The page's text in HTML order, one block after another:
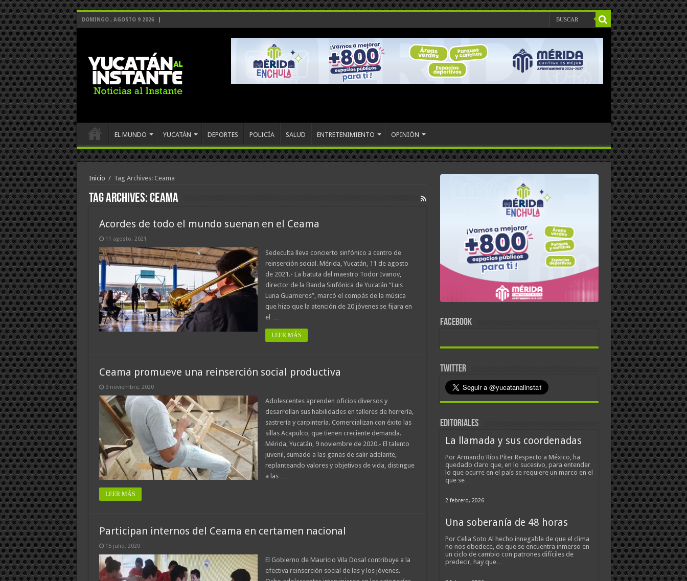
DOMINGO , AGOSTO 9 2026
EL MUNDO YUCATÁN DEPORTES POLICÍA SALUD ENTRETENIMIENTO OPINIÓN
Inicio / Tag Archives: Ceama
Tag Archives:Ceama
Acordes de todo el mundo suenan en el Ceama
11 agosto, 2021
Sedeculta lleva concierto sinfónico a centro de
reinserción social. Mérida, Yucatán, 11 de agosto
de 2021.- La batuta del maestro Todor Ivanov,
director de la Banda Sinfónica de Yucatán “Luis
Luna Guarneros”, marcó el compás de la música
que hizo que la atención de 20 jóvenes se fijara en
el …
LEER MÁS
Ceama promueve una reinserción social productiva
9 noviembre, 2020
Adolescentes aprenden oficios diversos y
desarrollan sus habilidades en talleres de herrería,
sastrería y carpintería. Comercializan con éxito las
sillas Acapulco, que tienen creciente demanda.
Mérida, Yucatán, 9 noviembre de 2020.- El talento
juvenil, sumado a las ganas de salir adelante,
replanteando valores y objetivos de vida, distingue
a las …
LEER MÁS
Participan internos del Ceama en certamen nacional
15 julio, 2020
El Gobierno de Mauricio Vila Dosal contribuye a la
efectiva reinserción social de las y los jóvenes.
FACEBOOK
TWITTER
EDITORIALES
La llamada y sus coordenadas
Por Armando Ríos Piter Respecto a México, ha
quedado claro que, en lo sucesivo, para entender
lo que ocurre en el país se requiere un marco en el
que se…
2 febrero, 2026
Una soberanía de 48 horas
Por Celia Soto Al hecho innegable de que el clima
no nos obedece, de que se encuentra inmerso en
un ciclo de cambio con patrones difíciles de
predecir, hay que…